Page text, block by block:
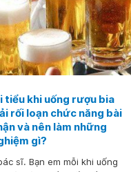
tiểu khi uống rượu bia
rối loạn chức năng bài
và nên làm những
gì?
sĩ. Bạn em mỗi khi uống